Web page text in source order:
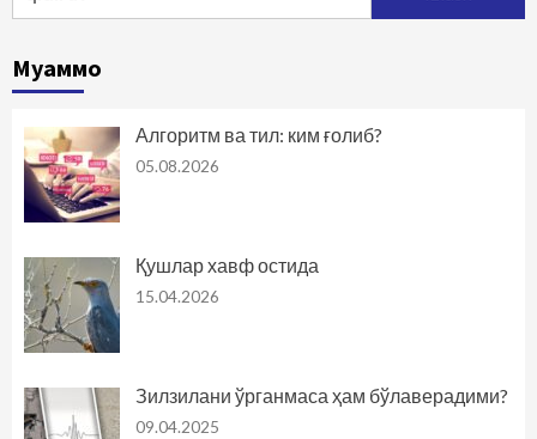
Муаммо
Алгоритм ва тил: ким ғолиб?
05.08.2026
Қушлар хавф остида
15.04.2026
Зилзилани ўрганмаса ҳам бўлаверадими?
09.04.2025